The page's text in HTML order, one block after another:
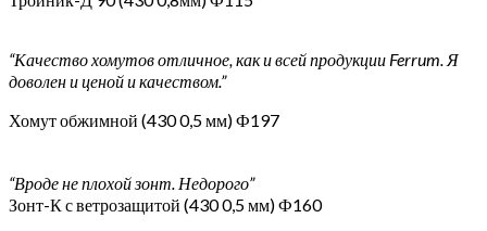
“Качество хомутов отличное, как и всей продукции Ferrum. Я
доволен и ценой и качеством.”
Хомут обжимной (430 0,5 мм) Ф197
“Вроде не плохой зонт. Недорого”
Зонт-К с ветрозащитой (430 0,5 мм) Ф160